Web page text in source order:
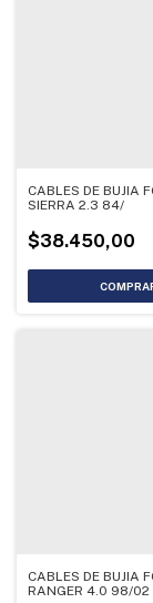
CABLES DE BUJIA
SIERRA 2.3 84/
$38.450,00
CABLES DE BUJIA
RANGER 4.0 98/02